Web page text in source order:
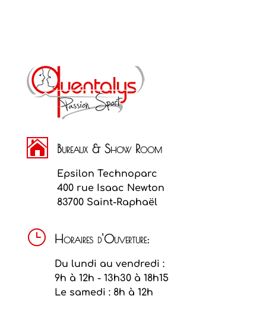
 Bureaux & Show Room
Epsilon Technoparc
400 rue Isaac Newton
83700 Saint-Raphaël
} Horaires d'Ouverture:
Du lundi au vendredi :
9h à 12h - 13h30 à 18h15
Le samedi : 8h à 12h